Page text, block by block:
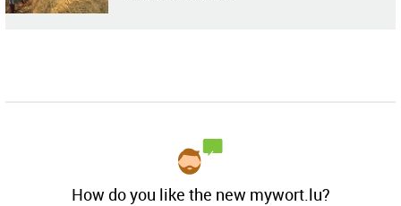
How do you like the new mywort.lu?